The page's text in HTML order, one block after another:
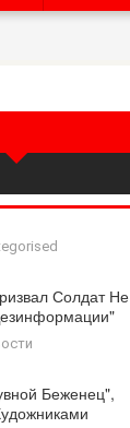
Солдат Не
Беженец",